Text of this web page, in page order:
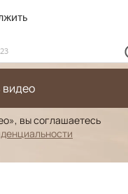
видео
вы соглашаетесь